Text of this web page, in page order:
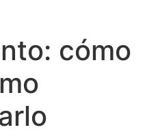
cómo